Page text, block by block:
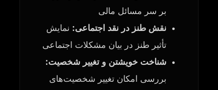
بر سر مسائل مالی
نقش طنز در نقد اجتماعی: نمایش
تأثیر طنز در بیان مشکلات اجتماعی
شناخت خویشتن و تغییر شخصیت:
بررسی امکان تغییر شخصیت‌های